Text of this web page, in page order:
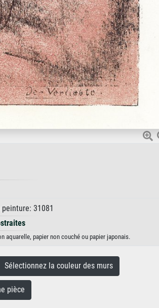
31081
aquarelle, papier non couché ou papier japonais.
Sélectionnez la couleur des murs
pièce